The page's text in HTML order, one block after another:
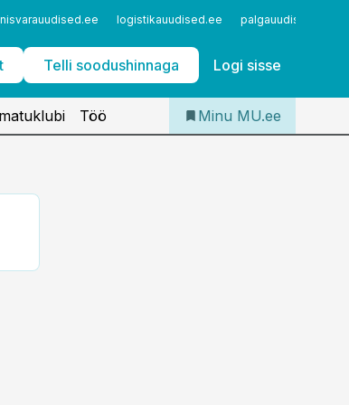
logistikauudised.ee palgauudised.ee
Telli soodushinnaga Logi sisse
Iseteenindus
Telli Meditsiiniuudised
Töö Minu MU.ee